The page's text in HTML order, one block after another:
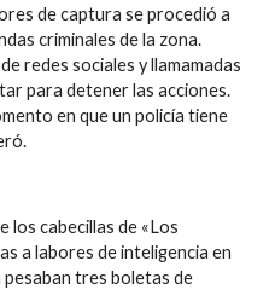
de captura se procedió a
criminales de la zona.
redes sociales y llamamadas
para detener las acciones.
en que un policía tiene
los cabecillas de «Los
a labores de inteligencia en
pesaban tres boletas de